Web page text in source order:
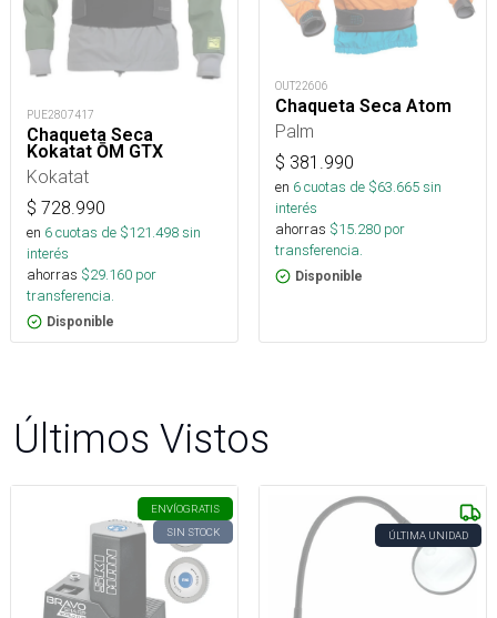
PUE2807417
Chaqueta Seca
Kokatat ŌM GTX
Kokatat
$ 728.990
en 6cuotas de $121.498sin
interés
ahorras $29.160 por
transferencia.
Disponible
OUT22606
Chaqueta Seca Atom
Palm
$ 381.990
en 6cuotas de $63.665sin
interés
ahorras $15.280 por
transferencia.
Disponible
Últimos Vistos
ENVÍOGRATIS
SIN STOCK
ÚLTIMA UNIDAD